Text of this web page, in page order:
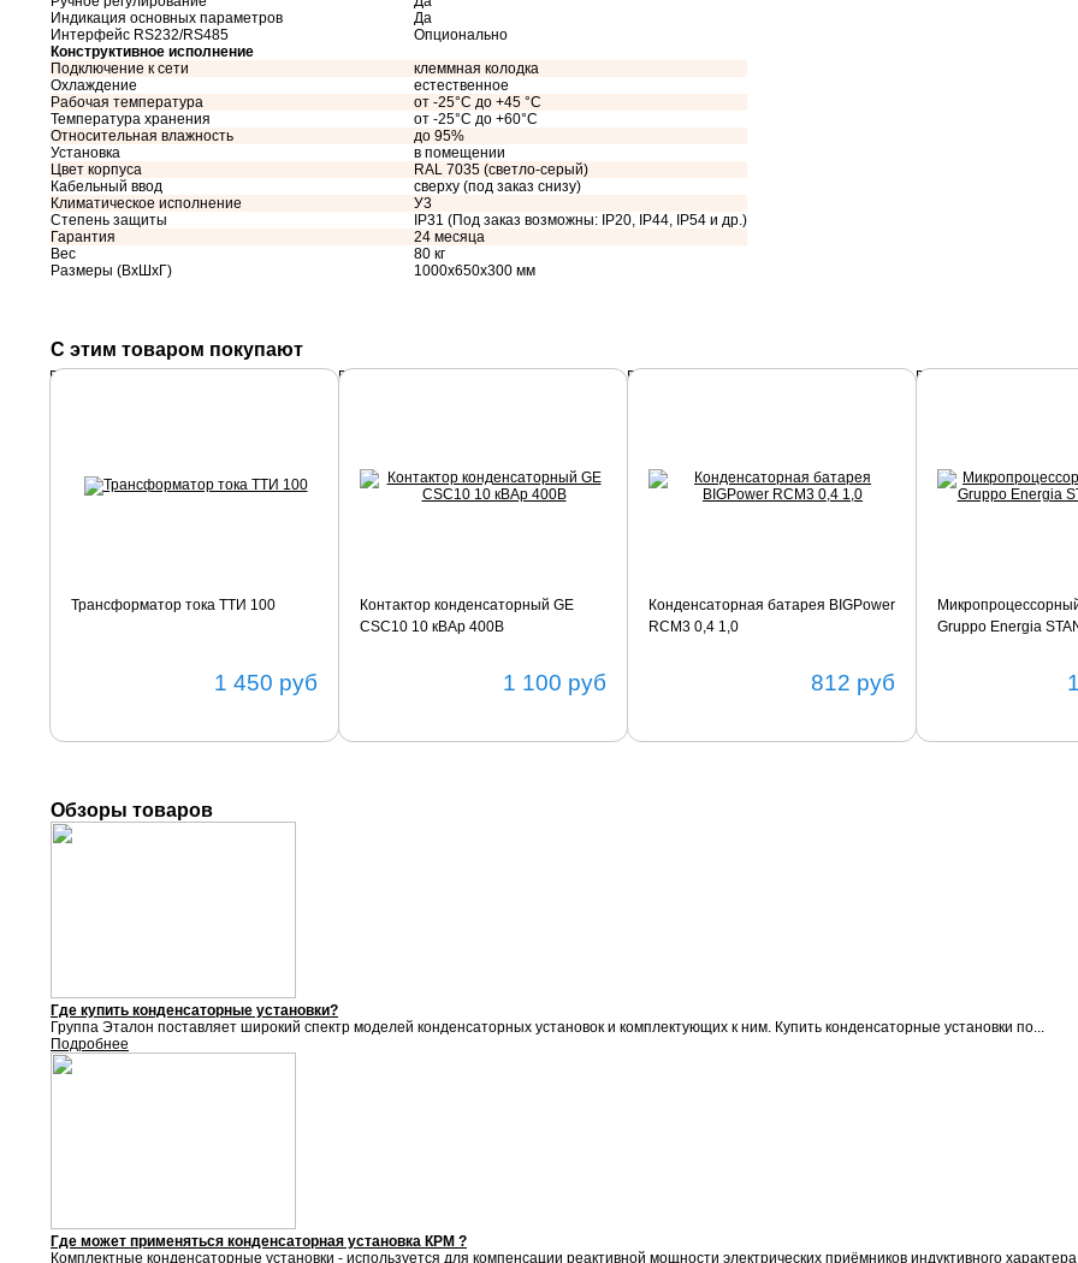
Индикация основных параметров
Да
Интерфейс RS232/RS485
Опционально
Конструктивное исполнение
Подключение к сети
клеммная колодка
Охлаждение
естественное
Рабочая температура
от -25°C до +45 °C
Температура хранения
от -25°C до +60°C
Относительная влажность
до 95%
Установка
в помещении
Цвет корпуса
RAL 7035 (светло-серый)
Кабельный ввод
сверху (под заказ снизу)
Климатическое исполнение
У3
Степень защиты
IP31 (Под заказ возможны: IP20, IP44, IP54 и др.)
Гарантия
24 месяца
Вес
80 кг
Размеры (ВхШхГ)
1000х650х300 мм
С этим товаром покупают
Трансформатор тока ТТИ 100
1 450 руб
Подробнее
Контактор конденсаторный GE
CSC10 10 кВАр 400В
1 100 руб
Подробнее
Конденсаторная батарея BIGPower
RCM3 0,4 1,0
812 руб
Подробнее
Gruppo Energia
Подробнее
Обзоры товаров
Где купить конденсаторные установки?
Группа Эталон поставляет широкий спектр моделей конденсаторных установок и комплектующих к ним. Купить конденсаторные установки по...
Подробнее
Где может применяться конденсаторная установка КРМ ?
Комплектные конденсаторные установки - используется для компенсации реактивной мощности электрических приёмников индуктивного